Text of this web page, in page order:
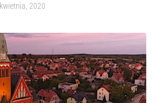
2020